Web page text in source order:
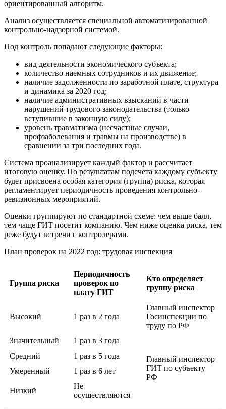
ориентированный алгоритм.
Анализ осуществляется специальной автоматизированной
контрольно-надзорной системой.
Под контроль попадают следующие факторы:
вид деятельности экономического субъекта;
количество наемных сотрудников и их движение;
наличие задолженности по заработной плате, структура
и динамика за 2020 год;
наличие административных взысканий в части
нарушений трудового законодательства (только
вступившие в законную силу);
уровень травматизма (несчастные случаи,
профзаболевания и травмы на производстве) в
сравнении за три последних года.
Система проанализирует каждый фактор и рассчитает
итоговую оценку. По результатам подсчета каждому субъекту
будет присвоена особая категория (группа) риска, которая
регламентирует периодичность проведения контрольно-
ревизионных мероприятий.
Оценки группируют по стандартной схеме: чем выше балл,
тем чаще ГИТ посетит компанию. Чем ниже оценка риска, тем
реже будут встречи с контролерами.
План проверок на 2022 год: трудовая инспекция
Группа риска
Периодичность
проверок по
плату ГИТ
Кто определяет
группу риска
Высокий 1 раз в 2 года
Главный инспектор
Госинспекции по
труду по РФ
Значительный
1 раз в 3 года
Главный инспектор
ГИТ по субъекту
РФ
Средний
1 раз в 5 года
Умеренный
1 раз в 6 лет
Низкий
Не
осуществляются